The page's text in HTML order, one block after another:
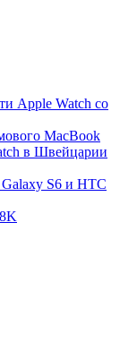
Apple Watch со
MacBook
в Швейцарии
Galaxy S6 и HTC